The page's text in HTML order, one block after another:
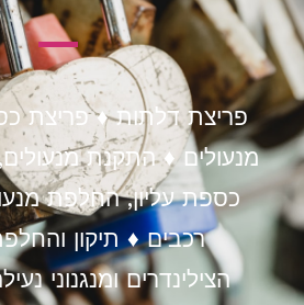
פריצת דלתות ♦ פריצת
מנעולים ♦ התקנת
כספת עליון, החלפת
רכבים ♦ תיקון
הצילינדרים ומנגנוני